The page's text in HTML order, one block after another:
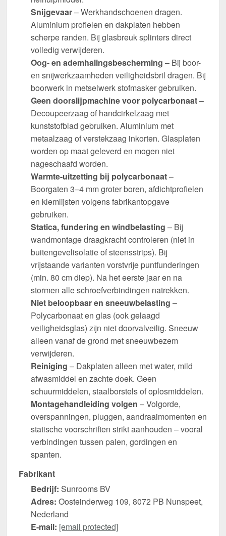
Snijgevaar– Werkhandschoenen dragen.
Aluminium profielen en dakplaten hebben
scherpe randen. Bij glasbreuk splinters direct
volledig verwijderen.
Oog- en ademhalingsbescherming – Bij boor-
en snijwerkzaamheden veiligheidsbril dragen. Bij
boorwerk in metselwerk stofmasker gebruiken.
Geen doorslijpmachine voor polycarbonaat–
Decoupeerzaag of handcirkelzaag met
kunststofblad gebruiken. Aluminium met
metaalzaag of verstekzaag inkorten. Glasplaten
worden op maat geleverd en mogen niet
nageschaafd worden.
Warmte-uitzetting bij polycarbonaat–
Boorgaten 3–4 mm groter boren, afdichtprofielen
en klemlijsten volgens fabrikantopgave
gebruiken.
Statica, fundering en windbelasting – Bij
wandmontage draagkracht controleren (niet in
buitengevelisolatie of steensstrips). Bij
vrijstaande varianten vorstvrije puntfunderingen
(min. 80 cm diep). Na het eerste jaar en na
stormen alle schroefverbindingen natrekken.
Niet beloopbaar en sneeuwbelasting –
Polycarbonaat en glas (ook gelaagd
veiligheidsglas) zijn niet doorvalveilig. Sneeuw
alleen vanaf de grond met sneeuwbezem
verwijderen.
Reiniging – Dakplaten alleen met water, mild
afwasmiddel en zachte doek. Geen
schuurmiddelen, staalborstels of oplosmiddelen.
Montagehandleiding volgen – Volgorde,
overspanningen, pluggen, aandraaimomenten en
statische voorschriften strikt aanhouden – vooral
verbindingen tussen palen, gordingen en
spanten.
Fabrikant
Bedrijf: Sunrooms BV
Adres: Oosteinderweg 109, 8072 PB Nunspeet,
Nederland
E-mail: [email protected]